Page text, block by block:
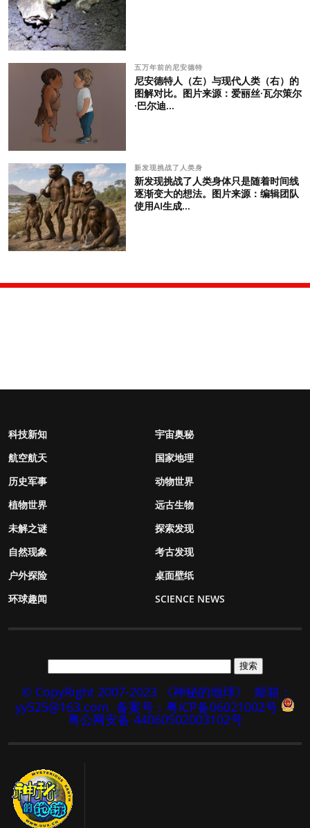
五万年前的尼安德特
尼安德特人（左）与现代人类（右）的
图解对比。图片来源：爱丽丝·瓦尔策尔
·巴尔迪...
新发现挑战了人类身
新发现挑战了人类身体只是随着时间线
逐渐变大的想法。图片来源：编辑团队
使用AI生成...
科技新知
宇宙奥秘
航空航天
国家地理
历史军事
动物世界
植物世界
远古生物
未解之谜
探索发现
自然现象
考古发现
户外探险
桌面壁纸
环球趣闻
SCIENCE NEWS
© CopyRight 2007-2023 《神秘的地球》
邮箱：
yy525@163.com 备案号：粤ICP备06021002号
粤公网安备 44060502003102号